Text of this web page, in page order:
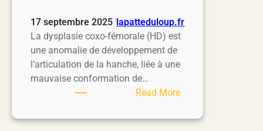
17 septembre 2025 lapatteduloup.fr
La dysplasie coxo-fémorale (HD) est
une anomalie de développement de
l’articulation de la hanche, liée à une
mauvaise conformation de…
Read More:
coxo-